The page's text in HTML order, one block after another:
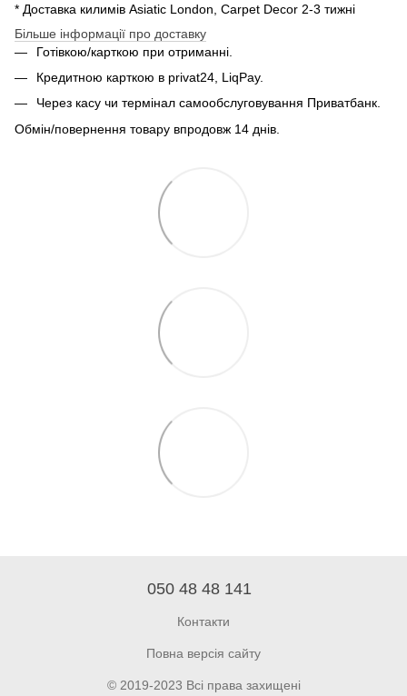
* Доставка килимів Asiatic London, Carpet Decor 2-3 тижні
Більше інформації про доставку
Готівкою/карткою при отриманні.
Кредитною карткою в privat24, LiqPay.
Через касу чи термінал самообслуговування Приватбанк.
Обмін/повернення товару впродовж 14 днів.
050 48 48 141
Контакти
Повна версія сайту
© 2019-2023 Всі права захищені